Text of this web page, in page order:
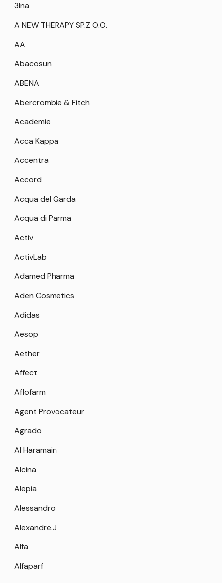
3Ina
A NEW THERAPY SP.Z O.O.
AA
Abacosun
ABENA
Abercrombie & Fitch
Academie
Acca Kappa
Accentra
Accord
Acqua del Garda
Acqua di Parma
Activ
ActivLab
Adamed Pharma
Aden Cosmetics
Adidas
Aesop
Aether
Affect
Aflofarm
Agent Provocateur
Agrado
Al Haramain
Alcina
Alepia
Alessandro
Alexandre.J
Alfa
Alfaparf